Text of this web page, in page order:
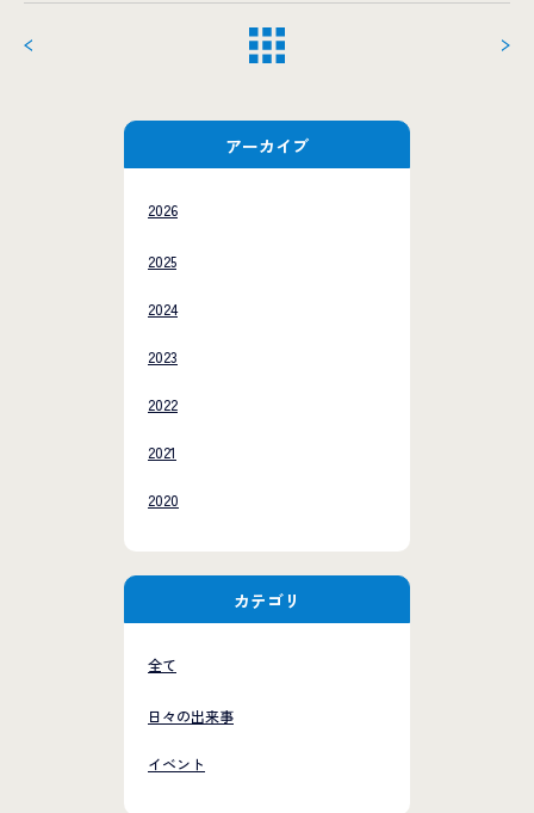
アーカイブ
2026
2025
2024
2023
2022
2021
2020
カテゴリ
全て
日々の出来事
イベント